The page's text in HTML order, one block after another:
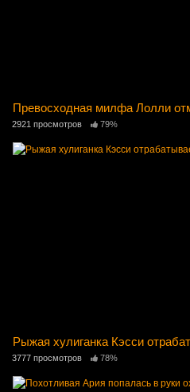
Превосходная милфа Лолли
2921 просмотров 79%
Рыжая хулиганка Кэсси
3777 просмотров 78%